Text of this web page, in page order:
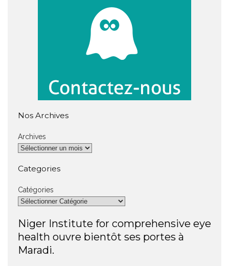
Nos Archives
Archives
Categories
Catégories
Niger Institute for comprehensive eye
health ouvre bientôt ses portes à
Maradi.